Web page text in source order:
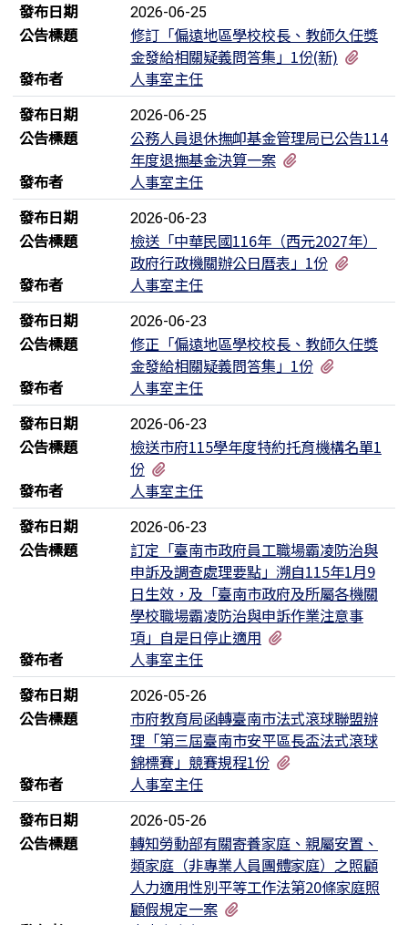
發布日期
2026-06-25
公告標題
修訂「偏遠地區學校校長、教師久任獎
金發給相關疑義問答集」1份(新)
發布者
人事室主任
發布日期
2026-06-25
公告標題
公務人員退休撫卹基金管理局已公告114
年度退撫基金決算一案
發布者
人事室主任
發布日期
2026-06-23
公告標題
檢送「中華民國116年（西元2027年）
政府行政機關辦公日曆表」1份
發布者
人事室主任
發布日期
2026-06-23
公告標題
修正「偏遠地區學校校長、教師久任獎
金發給相關疑義問答集」1份
發布者
人事室主任
發布日期
2026-06-23
公告標題
檢送市府115學年度特約托育機構名單1
份
發布者
人事室主任
發布日期
2026-06-23
公告標題
訂定「臺南市政府員工職場霸凌防治與
申訴及調查處理要點」溯自115年1月9
日生效，及「臺南市政府及所屬各機關
學校職場霸凌防治與申訴作業注意事
項」自是日停止適用
發布者
人事室主任
發布日期
2026-05-26
公告標題
市府教育局函轉臺南市法式滾球聯盟辦
理「第三屆臺南市安平區長盃法式滾球
錦標賽」競賽規程1份
發布者
人事室主任
發布日期
2026-05-26
公告標題
轉知勞動部有關寄養家庭、親屬安置、
類家庭（非專業人員團體家庭）之照顧
人力適用性別平等工作法第20條家庭照
顧假規定一案